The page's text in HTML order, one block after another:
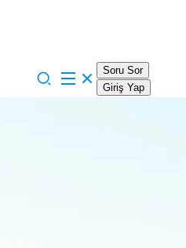
Soru Sor
Giriş Yap